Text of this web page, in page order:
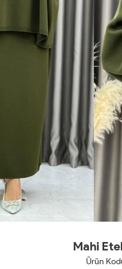
Mahi
Ürün